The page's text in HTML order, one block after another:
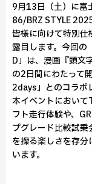
9月13日（土）に富
86/BRZ STYLE
皆様に向けて特別
露目します。今回
D」は、漫画『頭文
の2日間にわたって
2days」とのコラボ
本イベントにおいて
フト走行体験や、
プグレード比較試
を操る楽しさを存
います。